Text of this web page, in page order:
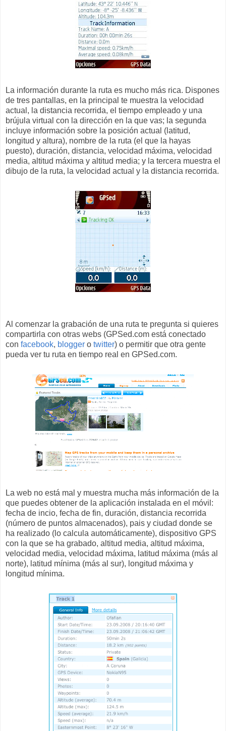
La información durante la ruta es mucho más rica. Dispones
de tres pantallas, en la principal te muestra la velocidad
actual, la distancia recorrida, el tiempo empleado y una
brújula virtual con la dirección en la que vas; la segunda
incluye información sobre la posición actual (latitud,
longitud y altura), nombre de la ruta (el que la hayas
puesto), duración, distancia, velocidad máxima, velocidad
media, altitud máxima y altitud media; y la tercera muestra el
dibujo de la ruta, la velocidad actual y la distancia recorrida.
Al comenzar la grabación de una ruta te pregunta si quieres
compartirla con otras webs (GPSed.com está conectado
con facebook, blogger o twitter) o permitir que otra gente
pueda ver tu ruta en tiempo real en GPSed.com.
La web no está mal y muestra mucha más información de la
que puedes obtener de la aplicación instalada en el móvil:
fecha de incio, fecha de fin, duración, distancia recorrida
(número de puntos almacenados), pais y ciudad donde se
ha realizado (lo calcula automáticamente), dispositivo GPS
con la que se ha grabado, altitud media, altitud máxima,
velocidad media, velocidad máxima, latitud máxima (más al
norte), latitud mínima (más al sur), longitud máxima y
longitud mínima.